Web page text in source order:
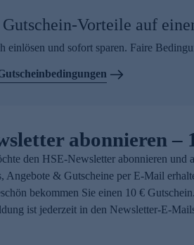
Vorteile auf
einlösen und sofort sparen. Faire
abonnieren –
den HSE-Newsletter abonnieren und
Angebote & Gutscheine per E-Mail
bekommen Sie einen 10 €
ist jederzeit in den Newsletter-E-